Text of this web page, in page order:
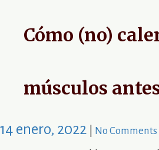
Cómo (no)
músculos
14 enero, 2022 No Comments